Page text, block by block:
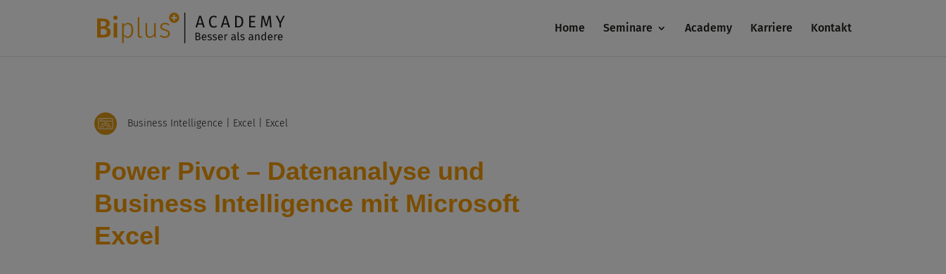
Home Seminare Academy Karriere Kontakt
Business Intelligence | Excel | Excel
Power Pivot – Datenanalyse und
Business Intelligence mit Microsoft
Excel